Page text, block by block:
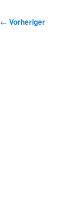
Beitragsnavigation
← Vorheriger